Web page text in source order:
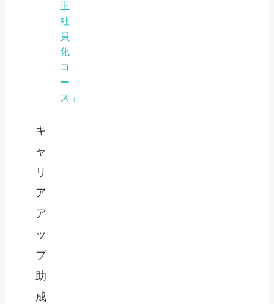
正
社
員
化
コ
ー
ス」
キ
ャ
リ
ア
ア
ッ
プ
助
成